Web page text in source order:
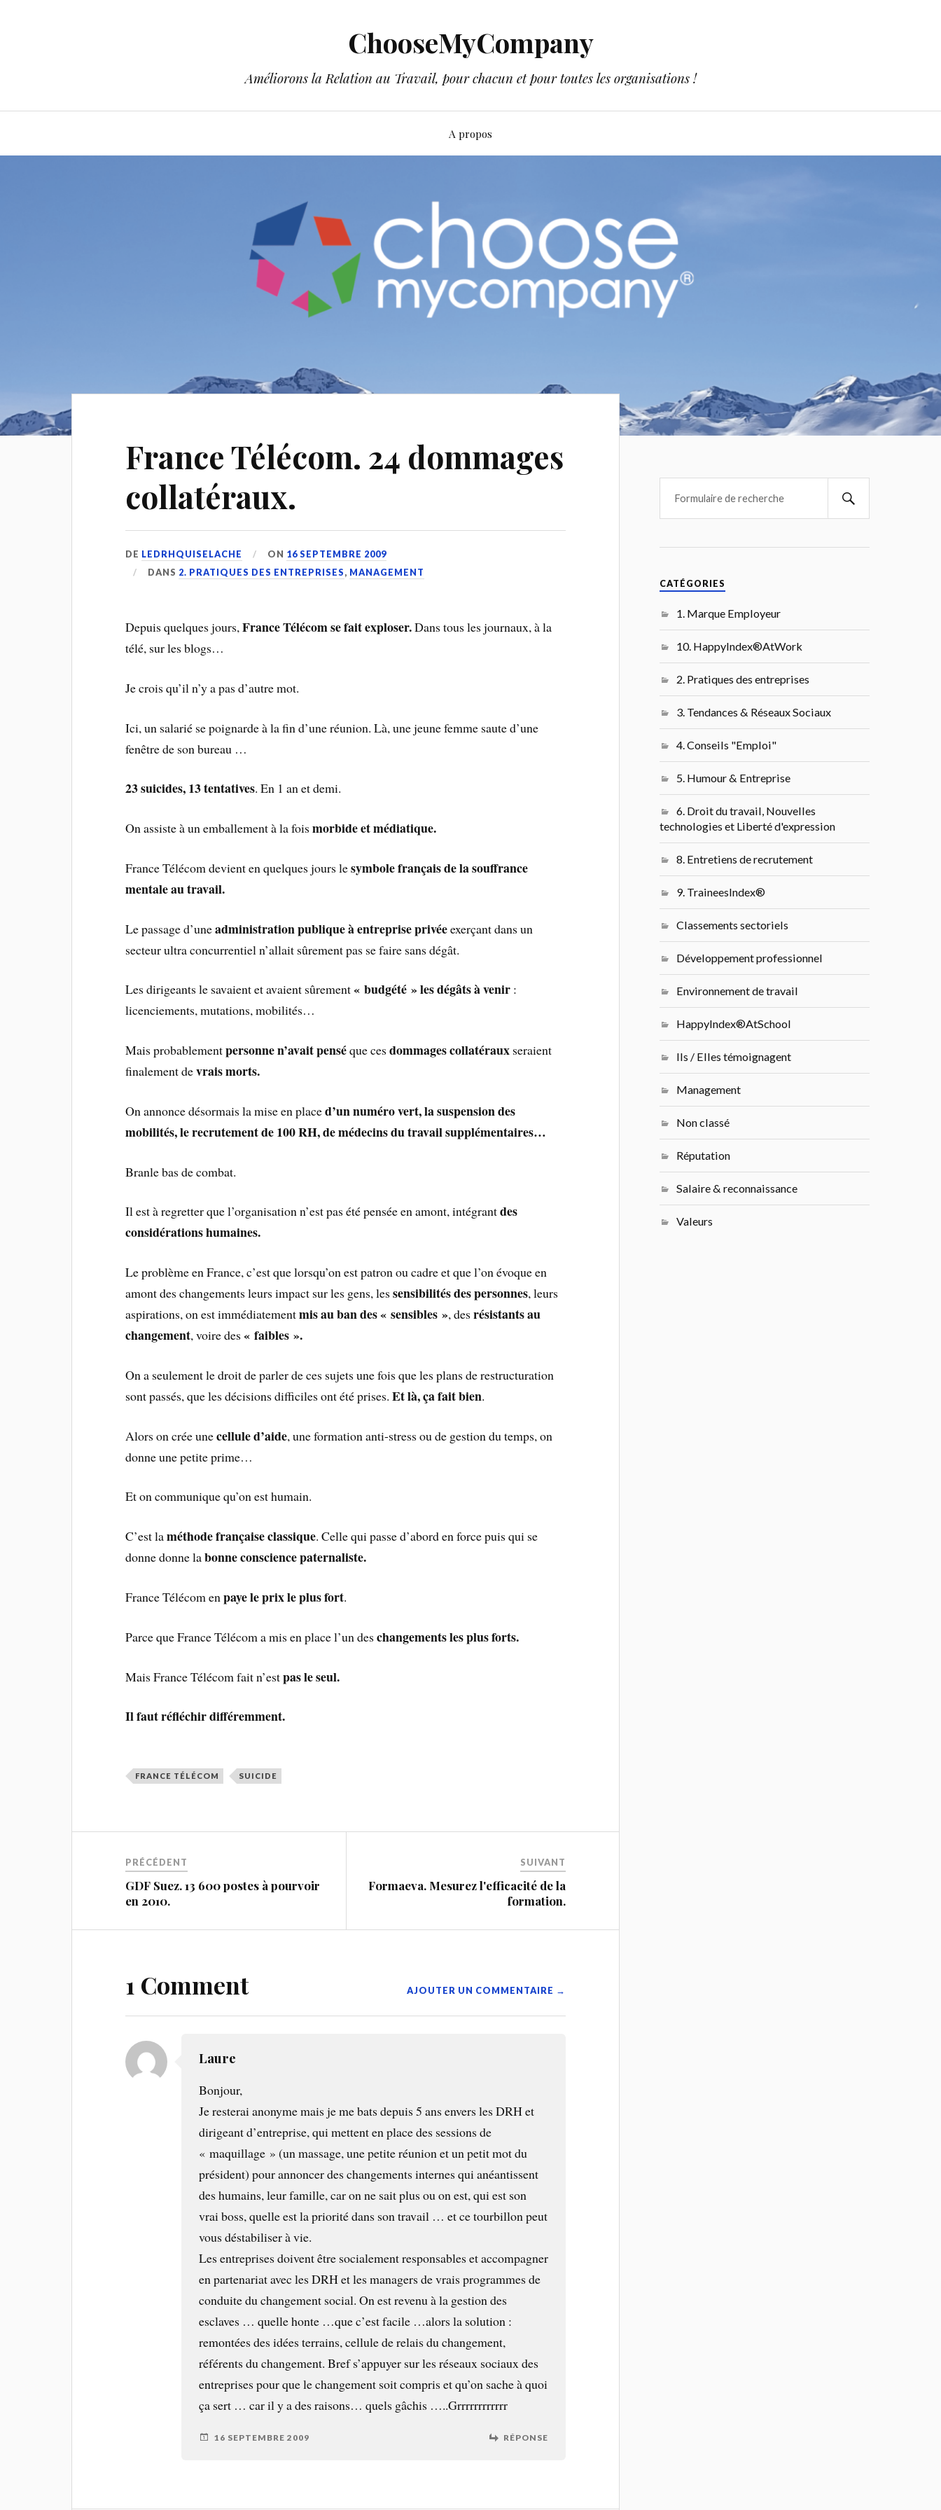
ChooseMyCompany
Améliorons la Relation au Travail, pour chacun et pour toutes les organisations !
A propos
France Télécom. 24 dommages
collatéraux.
DE LEDRHQUISELACHE ON 16 SEPTEMBRE 2009
DANS 2. PRATIQUES DES ENTREPRISES, MANAGEMENT
Depuis quelques jours,France Télécom se fait exploser.Dans tous les journaux, à la
télé, sur les blogs…
Je crois qu’il n’y a pas d’autre mot.
Ici, un salarié se poignarde à la fin d’une réunion. Là, une jeune femme saute d’une
fenêtre de son bureau …
23 suicides, 13 tentatives. En 1 an et demi.
On assiste à un emballement à la foismorbide et médiatique.
France Télécom devient en quelques jours lesymbole français de la souffrance
mentale au travail.
Le passage d’uneadministration publique à entreprise privéeexerçant dans un
secteur ultra concurrentiel n’allait sûrement pas se faire sans dégât.
Les dirigeants le savaient et avaient sûrement« budgété » les dégâtsà venir :
licenciements, mutations, mobilités…
Mais probablementpersonne n’avait penséque cesdommages collatéraux seraient
finalement devrais morts.
On annonce désormais la mise en placed’un numéro vert, la suspension des
mobilités, le recrutement de 100 RH, de médecins du travail supplémentaires…
Branle bas de combat.
Il est à regretter que l’organisation n’est pas été pensée en amont, intégrantdes
considérations humaines.
Le problème en France, c’est que lorsqu’on est patron ou cadre et que l’on évoque en
amont des changements leurs impact sur les gens, lessensibilités des personnes, leurs
aspirations, on est immédiatementmis au ban des « sensibles », desrésistants au
changement, voire des« faibles ».
On a seulement le droit de parler de ces sujets une fois que les plans de restructuration
sont passés, que les décisions difficiles ont été prises.Et là, ça fait bien.
Alors on crée unecellule d’aide, une formation anti-stress ou de gestion du temps, on
donne une petite prime…
Et on communique qu’on est humain.
C’est laméthode française classique. Celle qui passe d’abord en force puis qui se
donne donne labonne conscience paternaliste.
France Télécom enpaye le prix le plus fort.
Parce que France Télécom a mis en place l’un deschangements les plus forts.
Mais France Télécom fait n’estpas le seul.
Il faut réfléchir différemment.
FRANCE TÉLÉCOM SUICIDE
PRÉCÉDENT
GDF Suez. 13 600 postes à pourvoir
en 2010.
SUIVANT
Formaeva. Mesurez l'efficacité de la
formation.
1 Comment AJOUTER UN COMMENTAIRE →
Laure
Bonjour,
Je resterai anonyme mais je me bats depuis 5 ans envers les DRH et
dirigeant d’entreprise, qui mettent en place des sessions de
« maquillage » (un massage, une petite réunion et un petit mot du
président) pour annoncer des changements internes qui anéantissent
des humains, leur famille, car on ne sait plus ou on est, qui est son
vrai boss, quelle est la priorité dans son travail … et ce tourbillon peut
vous déstabiliser à vie.
Les entreprises doivent être socialement responsables et accompagner
en partenariat avec les DRH et les managers de vrais programmes de
conduite du changement social. On est revenu à la gestion des
esclaves … quelle honte …que c’est facile …alors la solution :
remontées des idées terrains, cellule de relais du changement,
référents du changement. Bref s’appuyer sur les réseaux sociaux des
entreprises pour que le changement soit compris et qu’on sache à quoi
ça sert … car il y a des raisons… quels gâchis …..Grrrrrrrrrrrr
16 SEPTEMBRE 2009 RÉPONSE
CATÉGORIES
1. Marque Employeur
10. HappyIndex®AtWork
2. Pratiques des entreprises
3. Tendances & Réseaux Sociaux
4. Conseils "Emploi"
5. Humour & Entreprise
6. Droit du travail, Nouvelles
technologies et Liberté d'expression
8. Entretiens de recrutement
9. TraineesIndex®
Classements sectoriels
Développement professionnel
Environnement de travail
HappyIndex®AtSchool
Ils / Elles témoignagent
Management
Non classé
Réputation
Salaire & reconnaissance
Valeurs